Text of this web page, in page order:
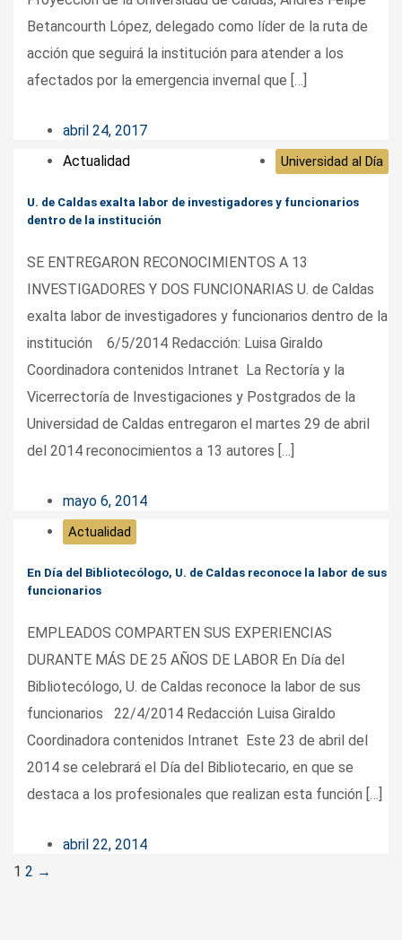
Betancourth López, delegado como líder de la ruta de
acción que seguirá la institución para atender a los
afectados por la emergencia invernal que […]
abril 24, 2017
Actualidad
Universidad al Día
U. de Caldas exalta labor de investigadores y funcionarios
dentro de la institución
SE ENTREGARON RECONOCIMIENTOS A 13
INVESTIGADORES Y DOS FUNCIONARIAS U. de Caldas
exalta labor de investigadores y funcionarios dentro de la
institución 6/5/2014 Redacción: Luisa Giraldo
Coordinadora contenidos Intranet La Rectoría y la
Vicerrectoría de Investigaciones y Postgrados de la
Universidad de Caldas entregaron el martes 29 de abril
del 2014 reconocimientos a 13 autores […]
mayo 6, 2014
Actualidad
En Día del Bibliotecólogo, U. de Caldas reconoce la labor de sus
funcionarios
EMPLEADOS COMPARTEN SUS EXPERIENCIAS
DURANTE MÁS DE 25 AÑOS DE LABOR En Día del
Bibliotecólogo, U. de Caldas reconoce la labor de sus
funcionarios 22/4/2014 Redacción Luisa Giraldo
Coordinadora contenidos Intranet Este 23 de abril del
2014 se celebrará el Día del Bibliotecario, en que se
destaca a los profesionales que realizan esta función […]
abril 22, 2014
Posts
1 2 →